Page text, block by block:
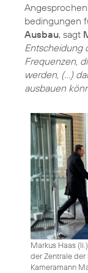
bedingungen
Ausbau, sagt
Entscheidung
Frequenzen,
werden, (…)
ausbauen
Markus Haas
der Zentrale
Kameramann